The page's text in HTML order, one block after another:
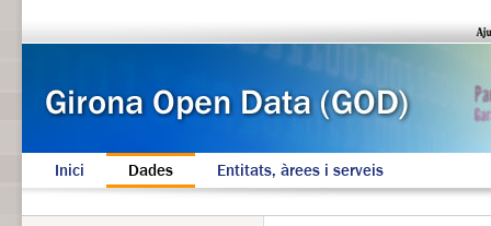
Inici Dades Entitats, àrees i serveis